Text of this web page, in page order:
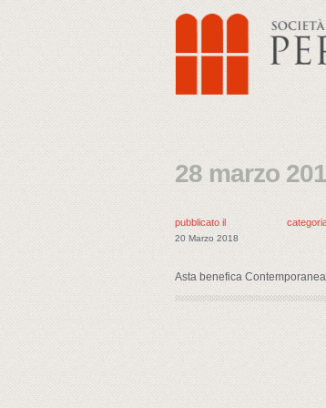
28 marzo
pubblicato il
20 Marzo 2018
Asta benefica